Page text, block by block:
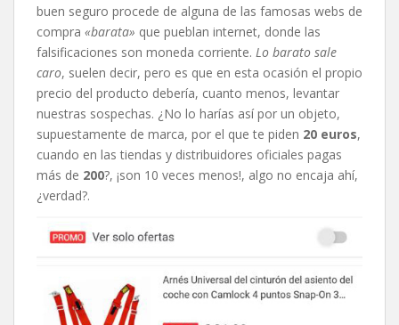
buen seguro procede de alguna de las famosas webs de
compra «barata» que pueblan internet, donde las
falsificaciones son moneda corriente. Lo barato sale
caro, suelen decir, pero es que en esta ocasión el propio
precio del producto debería, cuanto menos, levantar
nuestras sospechas. ¿No lo harías así por un objeto,
supuestamente de marca, por el que te piden 20 euros,
cuando en las tiendas y distribuidores oficiales pagas
más de 200?, ¡son 10 veces menos!, algo no encaja ahí,
¿verdad?.